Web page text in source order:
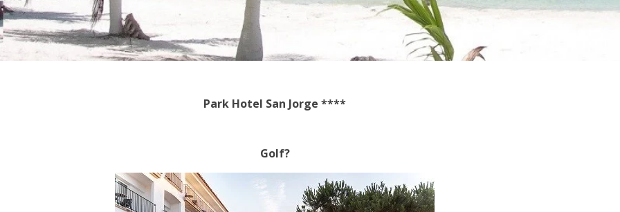
Park Hotel San Jorge ****
Golf?